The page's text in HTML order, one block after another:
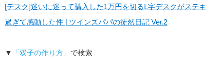
[デスク]迷いに迷って購入した1万円を切るL字デスクがステキ
過ぎて感動した件 | ツインズパパの徒然日記 Ver.2
▼ 「双子の作り方」 で検索